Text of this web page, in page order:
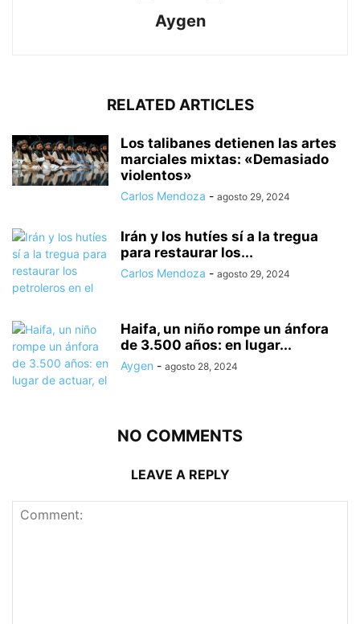
Aygen
RELATED ARTICLES
Los talibanes detienen las artes
marciales mixtas: «Demasiado
violentos»
Carlos Mendoza - agosto 29, 2024
Irán y los hutíes sí a la tregua
para restaurar los...
Carlos Mendoza - agosto 29, 2024
Haifa, un niño rompe un ánfora
de 3.500 años: en lugar...
Aygen - agosto 28, 2024
NO COMMENTS
LEAVE A REPLY